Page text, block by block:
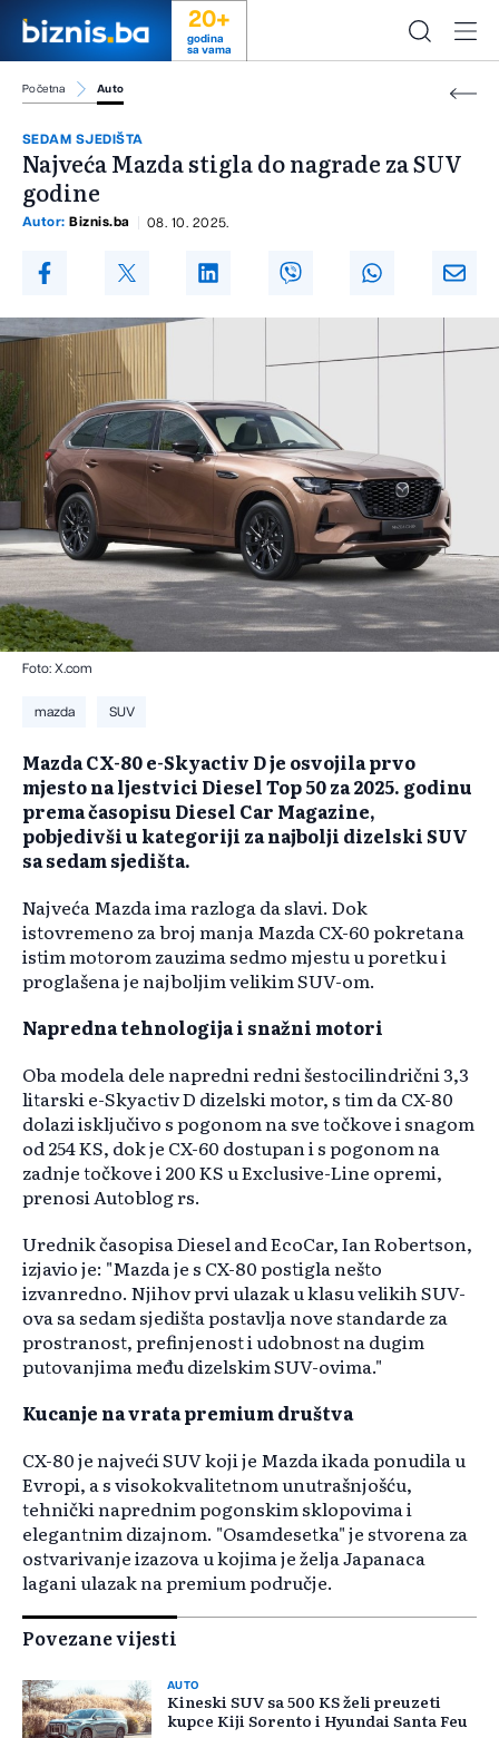
20+
godina
sa vama
Početna Auto
SEDAM SJEDIŠTA
Najveća Mazda stigla do nagrade za SUV
godine
Autor: Biznis.ba 08. 10. 2025.
Foto: X.com
mazda SUV
Mazda CX-80 e-Skyactiv D je osvojila prvo
mjesto na ljestvici Diesel Top 50 za 2025. godinu
prema časopisu Diesel Car Magazine,
pobjedivši u kategoriji za najbolji dizelski SUV
sa sedam sjedišta.
Najveća Mazda ima razloga da slavi. Dok
istovremeno za broj manja Mazda CX-60 pokretana
istim motorom zauzima sedmo mjestu u poretku i
proglašena je najboljim velikim SUV-om.
Napredna tehnologija i snažni motori
Oba modela dele napredni redni šestocilindrični 3,3
litarski e-Skyactiv D dizelski motor, s tim da CX-80
dolazi isključivo s pogonom na sve točkove i snagom
od 254 KS, dok je CX-60 dostupan i s pogonom na
zadnje točkove i 200 KS u Exclusive-Line opremi,
prenosi Autoblog rs.
Urednik časopisa Diesel and EcoCar, Ian Robertson,
izjavio je: "Mazda je s CX-80 postigla nešto
izvanredno. Njihov prvi ulazak u klasu velikih SUV-
ova sa sedam sjedišta postavlja nove standarde za
prostranost, prefinjenost i udobnost na dugim
putovanjima među dizelskim SUV-ovima."
Kucanje na vrata premium društva
CX-80 je najveći SUV koji je Mazda ikada ponudila u
Evropi, a s visokokvalitetnom unutrašnjošću,
tehnički naprednim pogonskim sklopovima i
elegantnim dizajnom. "Osamdesetka" je stvorena za
ostvarivanje izazova u kojima je želja Japanaca
lagani ulazak na premium područje.
Povezane vijesti
AUTO
Kineski SUV sa 500 KS želi preuzeti
kupce Kiji Sorento i Hyundai Santa Feu